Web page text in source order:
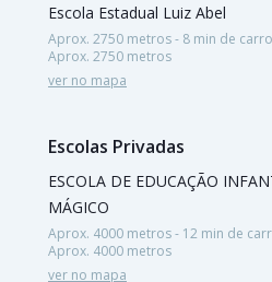
Escola Estadual Luiz Abel
Aprox. 2750 metros - 8 min de carro
Aprox. 2750 metros
ver no mapa
Escolas Privadas
ESCOLA DE EDUCAÇÃO
MÁGICO
Aprox. 4000 metros - 12 min de
Aprox. 4000 metros
ver no mapa